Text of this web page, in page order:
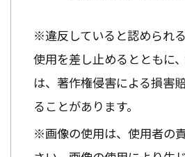
※違反していると認められ
使用を差し止めるとともに
は、著作権侵害による損害
ることがあります。
※画像の使用は、使用者の